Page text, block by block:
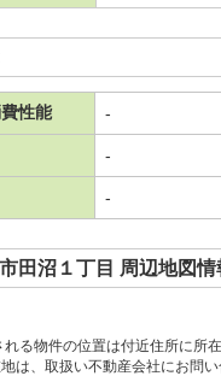
性能 -
-
-
田沼１丁目 周辺地図情
る物件の位置は付近住所に所
は、取扱い不動産会社にお問い